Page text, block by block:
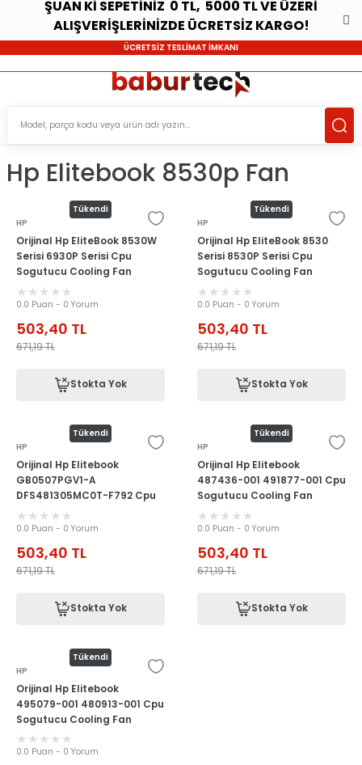
ŞUAN Kİ SEPETİNİZ 0 TL, 5000 TL VE ÜZERİ
ALIŞVERİŞLERİNİZDE ÜCRETSİZ KARGO!
ÜCRETSİZ TESLİMAT İMKANI
Hp Elitebook 8530p Fan
Tükendi
HP
Orijinal Hp EliteBook 8530W
Serisi 6930P Serisi Cpu
Sogutucu Cooling Fan
0.0 Puan - 0 Yorum
503,40 TL
671,19TL
Stokta Yok
Tükendi
HP
Orijinal Hp EliteBook 8530
Serisi 8530P Serisi Cpu
Sogutucu Cooling Fan
0.0 Puan - 0 Yorum
503,40 TL
671,19TL
Stokta Yok
Tükendi
HP
Orijinal Hp Elitebook
GB0507PGV1-A
DFS481305MC0T-F792 Cpu
Sogutucu Cooling Fan
0.0 Puan - 0 Yorum
503,40 TL
671,19TL
Stokta Yok
Tükendi
HP
Orijinal Hp Elitebook
487436-001 491877-001 Cpu
Sogutucu Cooling Fan
0.0 Puan - 0 Yorum
503,40 TL
671,19TL
Stokta Yok
Tükendi
HP
Orijinal Hp Elitebook
495079-001 480913-001 Cpu
Sogutucu Cooling Fan
0.0 Puan - 0 Yorum